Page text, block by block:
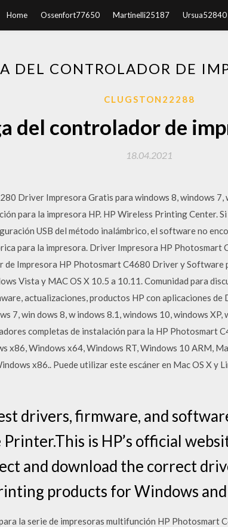
Home Ossenfort77650 Martinelli25187 Ursua52840
DEL CONTROLADOR DE
CLUGSTON22288
del controlador de
18.04.2021
Driver Impresora Gratis para windows 8, windows
para la impresora HP. HP Wireless Printing Center.
USB del método inalámbrico, el software no
para la impresora. Driver Impresora HP
de Impresora HP Photosmart C4680 Driver y Software
Vista y MAC OS X 10.5 a 10.11. Comunidad para
actualizaciones, productos HP con aplicaciones
7, win dows 8, w indows 8.1, windows 10, windows XP,
completas de instalación para la HP Photosmart
x86, Windows x64, Windows RT, Windows 10 ARM,
x86.. Puede utilizar este escáner en Mac OS X y
drivers, firmware, and
is HP’s official
and download the correct
products for Windows
la serie de impresoras multifunción HP Photosmart